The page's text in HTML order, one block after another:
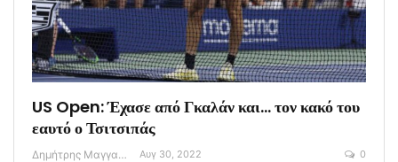
US Open: Έχασε από Γκαλάν και… τον κακό του
εαυτό ο Τσιτσιπάς
Δημήτρης Μαγγανάρης Αυγ 30, 2022 0